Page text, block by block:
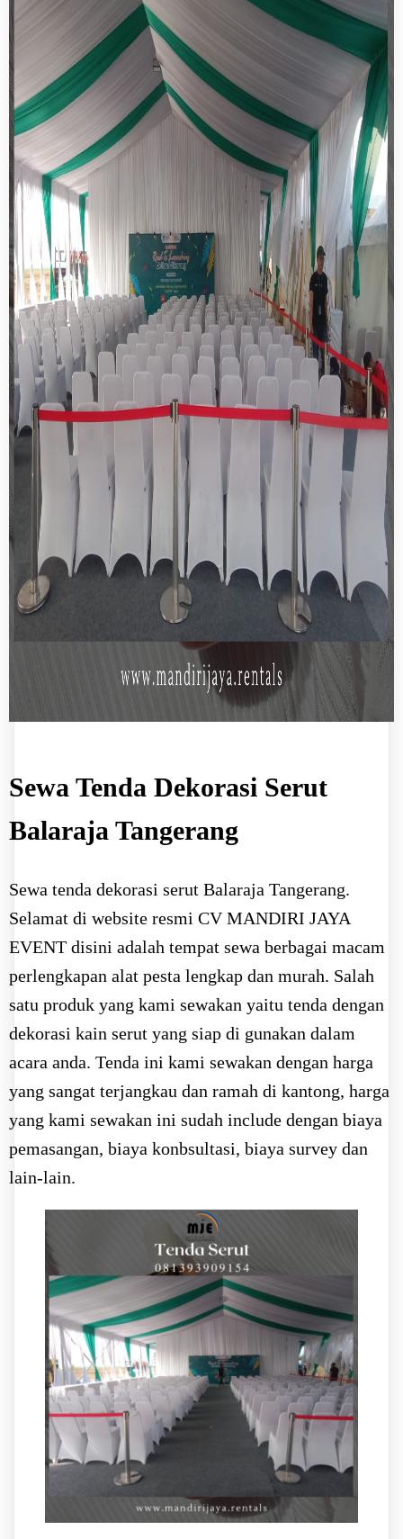
Sewa Tenda Dekorasi Serut
Balaraja Tangerang
Sewa tenda dekorasi serut Balaraja Tangerang.
Selamat di website resmi CV MANDIRI JAYA
EVENT disini adalah tempat sewa berbagai macam
perlengkapan alat pesta lengkap dan murah. Salah
satu produk yang kami sewakan yaitu tenda dengan
dekorasi kain serut yang siap di gunakan dalam
acara anda. Tenda ini kami sewakan dengan harga
yang sangat terjangkau dan ramah di kantong, harga
yang kami sewakan ini sudah include dengan biaya
pemasangan, biaya konbsultasi, biaya survey dan
lain-lain.